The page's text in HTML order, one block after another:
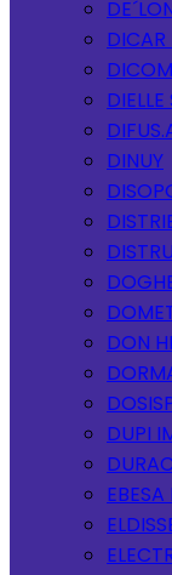
DICAR
DIELLE
DINUY
DON
DUPI